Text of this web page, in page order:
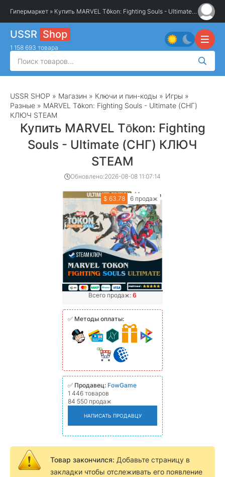
Гипермаркет » Купить MARVEL Tōkon: Fighting Souls - Ultimate (СНГ) КЛЮЧ STEAM
USSR Shop
1 158 693 товара
USSR SHOP » Магазин » Ключи и пин-коды » Игры »
Разные » MARVEL Tōkon: Fighting Souls - Ultimate (СНГ)
КЛЮЧ STEAM
Купить MARVEL Tōkon: Fighting
Souls - Ultimate (СНГ) КЛЮЧ
STEAM
Обновлено:2026-08-08 11:07:14
$ 63.78 6 продаж
Всего продаж: 6
✅ Методы оплаты:
✅ Продавец: FowGame
1 446 товаров
84 550 продаж
НАПИСАТЬ ПРОДАВЦУ
Товар закончился: Добавьте страницу в
закладки чтобы отслеживать его появление